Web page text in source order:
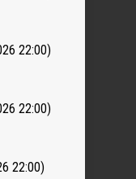
22:00)
22:00)
22:00)